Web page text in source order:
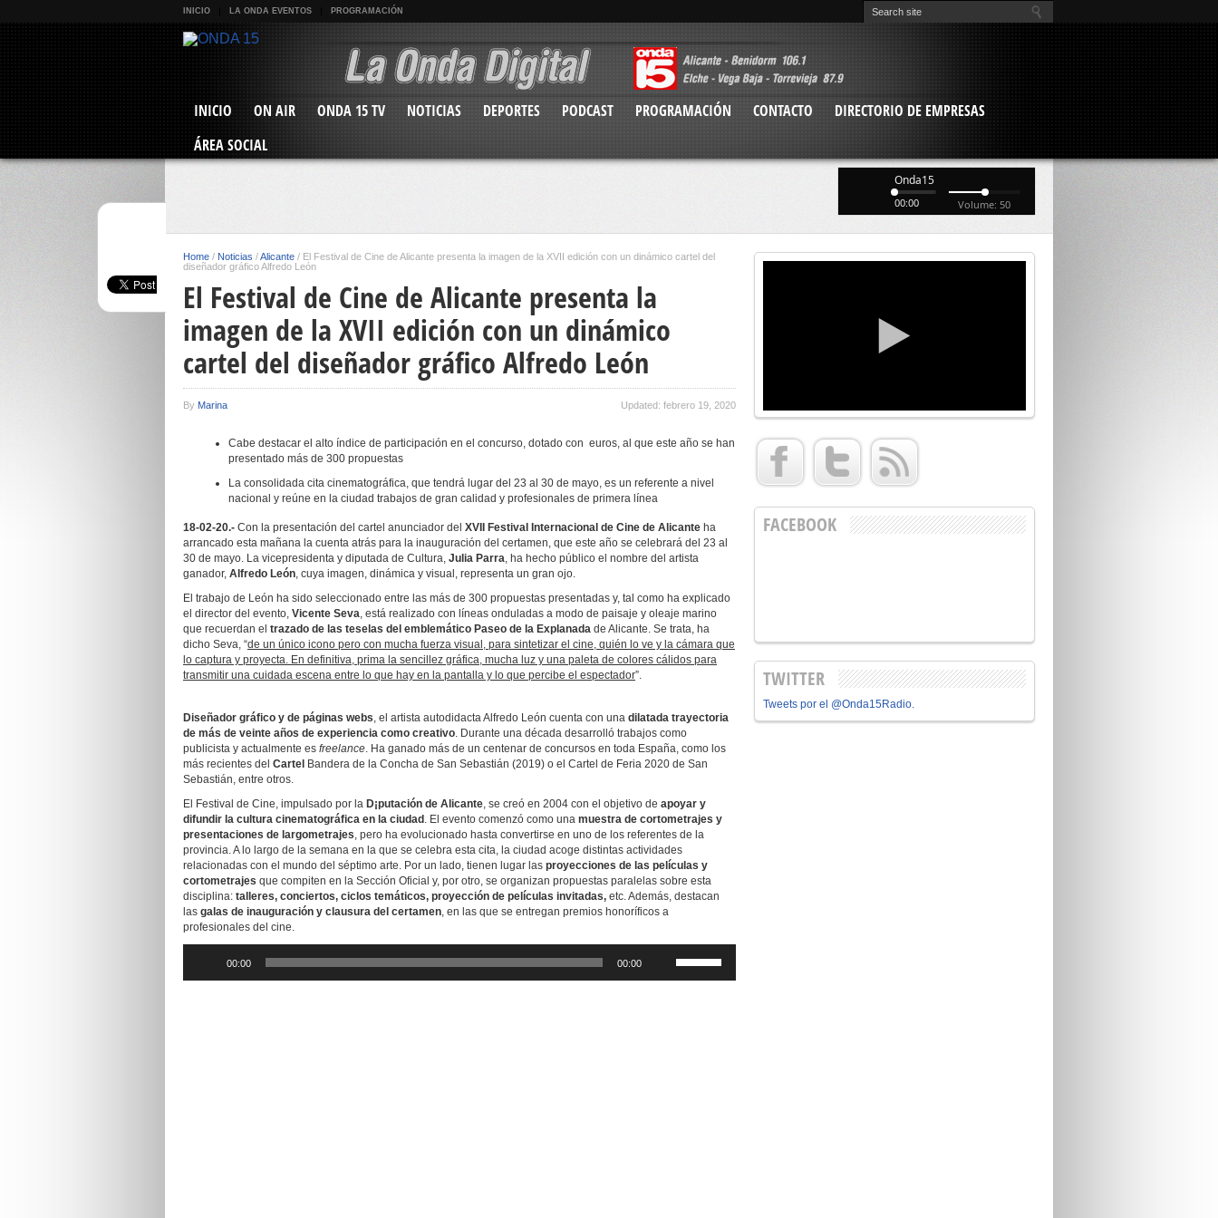
INICIO LA ONDA EVENTOS PROGRAMACIÓN
INICIO ON AIR ONDA 15 TV NOTICIAS DEPORTES PODCAST PROGRAMACIÓN CONTACTO
DIRECTORIO DE EMPRESAS
ÁREA SOCIAL
Onda15
00:00 Volume: 50
Home / Noticias /Alicante / El Festival de Cine de Alicante presenta la imagen de la XVII edición con un dinámico cartel del
diseñador gráfico Alfredo León
El Festival de Cine de Alicante presenta la
imagen de la XVII edición con un dinámico
cartel del diseñador gráfico Alfredo León
By Marina Updated: febrero 19, 2020
Cabe destacar el alto índice de participación en el concurso, dotado con euros, al que este año se han
presentado más de 300 propuestas
La consolidada cita cinematográfica, que tendrá lugar del 23 al 30 de mayo, es un referente a nivel
nacional y reúne en la ciudad trabajos de gran calidad y profesionales de primera línea
18-02-20.- Con la presentación del cartel anunciador del XVII Festival Internacional de Cine de Alicante ha
arrancado esta mañana la cuenta atrás para la inauguración del certamen, que este año se celebrará del 23 al
30 de mayo. La vicepresidenta y diputada de Cultura, Julia Parra, ha hecho público el nombre del artista
ganador, Alfredo León, cuya imagen, dinámica y visual, representa un gran ojo.
El trabajo de León ha sido seleccionado entre las más de 300 propuestas presentadas y, tal como ha explicado
el director del evento, Vicente Seva, está realizado con líneas onduladas a modo de paisaje y oleaje marino
que recuerdan el trazado de las teselas del emblemático Paseo de la Explanada de Alicante. Se trata, ha
dicho Seva, “de un único icono pero con mucha fuerza visual, para sintetizar el cine, quién lo ve y la cámara que
lo captura y proyecta. En definitiva, prima la sencillez gráfica, mucha luz y una paleta de colores cálidos para
transmitir una cuidada escena entre lo que hay en la pantalla y lo que percibe el espectador”.
Diseñador gráfico y de páginas webs, el artista autodidacta Alfredo León cuenta con una dilatada trayectoria
de más de veinte años de experiencia como creativo. Durante una década desarrolló trabajos como
publicista y actualmente es freelance. Ha ganado más de un centenar de concursos en toda España, como los
más recientes del Cartel Bandera de la Concha de San Sebastián (2019) o el Cartel de Feria 2020 de San
Sebastián, entre otros.
El Festival de Cine, impulsado por la D¡putación de Alicante, se creó en 2004 con el objetivo de apoyar y
difundir la cultura cinematográfica en la ciudad . El evento comenzó como una muestra de cortometrajes y
presentaciones de largometrajes, pero ha evolucionado hasta convertirse en uno de los referentes de la
provincia. A lo largo de la semana en la que se celebra esta cita, la ciudad acoge distintas actividades
relacionadas con el mundo del séptimo arte. Por un lado, tienen lugar las proyecciones de las películas y
cortometrajes que compiten en la Sección Oficial y, por otro, se organizan propuestas paralelas sobre esta
disciplina: talleres, conciertos, ciclos temáticos, proyección de películas invitadas, etc. Además, destacan
las galas de inauguración y clausura del certamen, en las que se entregan premios honoríficos a
profesionales del cine.
audio
00:00 00:00
las
teclas
FACEBOOK
TWITTER
Tweets por el @Onda15Radio.